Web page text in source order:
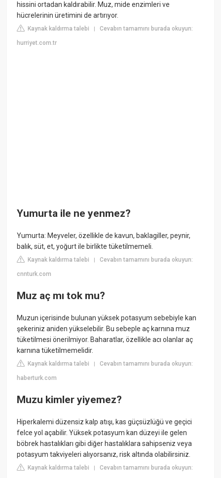
hissini ortadan kaldırabilir. Muz, mide enzimleri ve
hücrelerinin üretimini de artırıyor.
Kaynak kaldırma talebi |Cevabın tamamını burada okuyun:
hurriyet.com.tr
Yumurta ile ne yenmez?
Yumurta: Meyveler, özellikle de kavun, baklagiller, peynir,
balık, süt, et, yoğurt ile birlikte tüketilmemeli.
Kaynak kaldırma talebi |Cevabın tamamını burada okuyun:
cnnturk.com
Muz aç mı tok mu?
Muzun içerisinde bulunan yüksek potasyum sebebiyle kan
şekeriniz aniden yükselebilir. Bu sebeple aç karnına muz
tüketilmesi önerilmiyor. Baharatlar, özellikle acı olanlar aç
karnına tüketilmemelidir.
Kaynak kaldırma talebi |Cevabın tamamını burada okuyun:
haberturk.com
Muzu kimler yiyemez?
Hiperkalemi düzensiz kalp atışı, kas güçsüzlüğü ve geçici
felce yol açabilir. Yüksek potasyum kan düzeyi ile gelen
böbrek hastalıkları gibi diğer hastalıklara sahipseniz veya
potasyum takviyeleri alıyorsanız, risk altında olabilirsiniz.
Kaynak kaldırma talebi |Cevabın tamamını burada okuyun: